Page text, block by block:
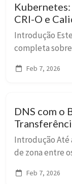
CRI-O e
Introdução
completa
de um cluster
Feb 7, 2026
DNS com o
Introdução Até
de zona entre
autenticação
Feb 7, 2026